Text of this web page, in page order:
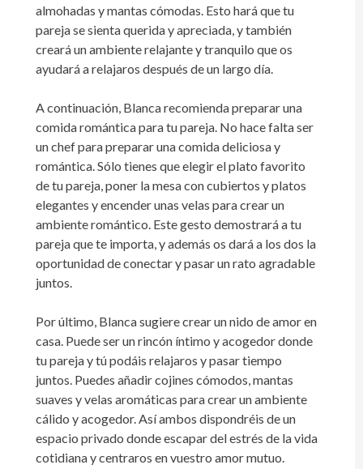
almohadas y mantas cómodas. Esto hará que tu
pareja se sienta querida y apreciada, y también
creará un ambiente relajante y tranquilo que os
ayudará a relajaros después de un largo día.
A continuación, Blanca recomienda preparar una
comida romántica para tu pareja. No hace falta ser
un chef para preparar una comida deliciosa y
romántica. Sólo tienes que elegir el plato favorito
de tu pareja, poner la mesa con cubiertos y platos
elegantes y encender unas velas para crear un
ambiente romántico. Este gesto demostrará a tu
pareja que te importa, y además os dará a los dos la
oportunidad de conectar y pasar un rato agradable
juntos.
Por último, Blanca sugiere crear un nido de amor en
casa. Puede ser un rincón íntimo y acogedor donde
tu pareja y tú podáis relajaros y pasar tiempo
juntos. Puedes añadir cojines cómodos, mantas
suaves y velas aromáticas para crear un ambiente
cálido y acogedor. Así ambos dispondréis de un
espacio privado donde escapar del estrés de la vida
cotidiana y centraros en vuestro amor mutuo.